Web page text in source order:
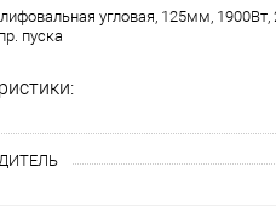
угловая, 125мм, 1900Вт,
пуска